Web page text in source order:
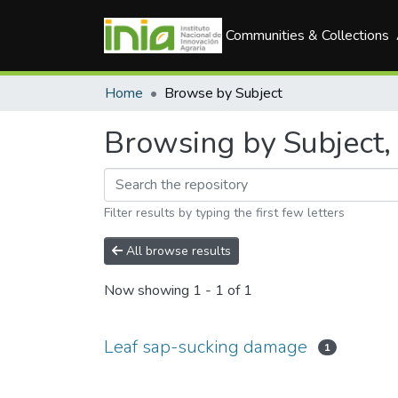
Communities & Collections
Home Browse by Subject
Browsing by
Filter results by typing the first few letters
All browse results
Now showing 1 - 1 of 1
Leaf sap-sucking damage 1